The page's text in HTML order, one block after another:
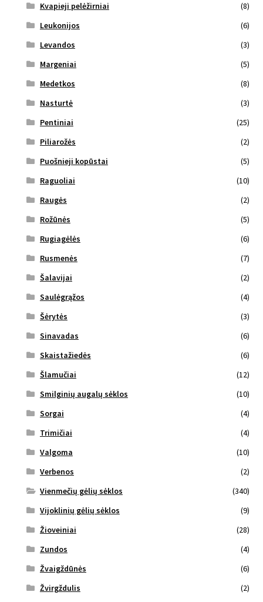
Kvapieji pelėžirniai
(8)
Leukonijos
(6)
Levandos
(3)
Margeniai
(5)
Medetkos
(8)
Nasturtė
(3)
Pentiniai
(25)
Piliarožės
(2)
Puošnieji kopūstai
(5)
Raguoliai
(10)
Raugės
(2)
Rožūnės
(5)
Rugiagėlės
(6)
Rusmenės
(7)
Šalavijai
(2)
Saulėgrąžos
(4)
Šėrytės
(3)
Sinavadas
(6)
Skaistažiedės
(6)
Šlamučiai
(12)
Smilginių augalų sėklos
(10)
Sorgai
(4)
Trimičiai
(4)
Valgoma
(10)
Verbenos
(2)
Vienmečių gėlių sėklos
(340)
Vijoklinių gėlių sėklos
(9)
Žioveiniai
(28)
Zundos
(4)
Žvaigždūnės
(6)
Žvirgždulis
(2)